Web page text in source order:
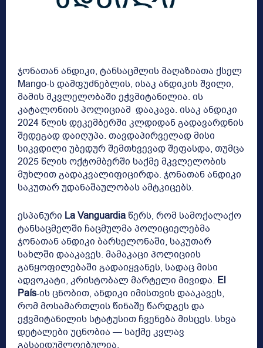
ჯონათან ანდიკი, ტანსაცმლის მაღაზიათა ქსელ
Mango-ს დამფუძნებლის, ისაკ ანდიკის შვილი,
მამის მკვლელობაში ეჭვმიტანილია. ის
კატალონიის პოლიციამ დააკავა. ისაკ ანდიკი
2024 წლის დეკემბერში კლდიდან გადავარდნის
შედეგად დაიღუპა. თავდაპირველად მისი
სიკვდილი უბედურ შემთხვევად შეფასდა, თუმცა
2025 წლის ოქტომბერში საქმე მკვლელობის
მუხლით გადაკვალიფიცირდა. ჯონათან ანდიკი
საკუთარ უდანაშაულობას ამტკიცებს.
ესპანური La Vanguardia წერს, რომ სამოქალაქო
ტანსაცმელში ჩაცმულმა პოლიციელებმა
ჯონათან ანდიკი ბარსელონაში, საკუთარ
სახლში დააკავეს. მამაკაცი პოლიციის
განყოფილებაში გადაიყვანეს, სადაც მისი
ადვოკატი, კრისტობალ მარტელი მივიდა. El
País-ის ცნობით, ანდიკი იმისთვის დააკავეს,
რომ მოსამართლის წინაშე წარდგეს და
ეჭვმიტანილის სტატუსით ჩვენება მისცეს. სხვა
დეტალები უცნობია — საქმე კვლავ
გასაიდუმლოებულია.